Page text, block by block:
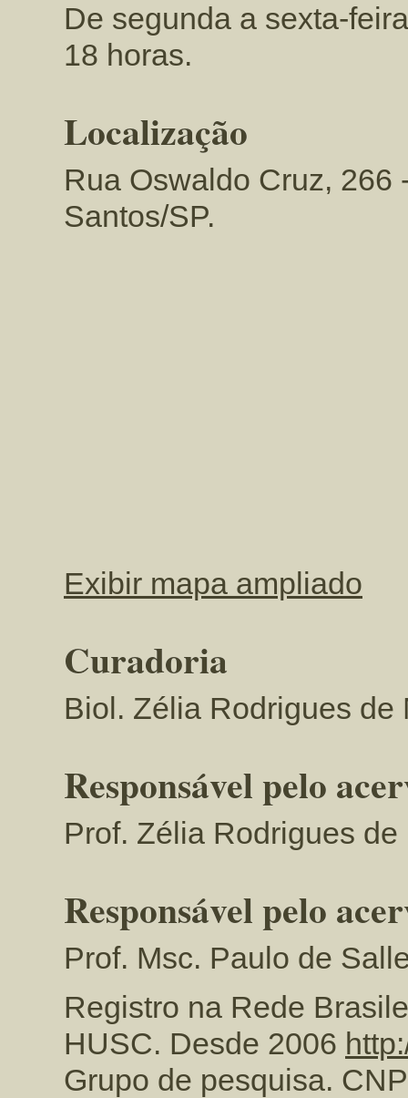
De segunda a sexta-
18 horas.
Localização
Rua Oswaldo Cruz, 266
Santos/SP.
Exibir mapa ampliado
Curadoria
Biol. Zélia Rodrigues de
Responsável pelo
Prof. Zélia Rodrigues de
Responsável pelo
Prof. Msc. Paulo de
Registro na Rede
HUSC. Desde 2006
Grupo de pesquisa.